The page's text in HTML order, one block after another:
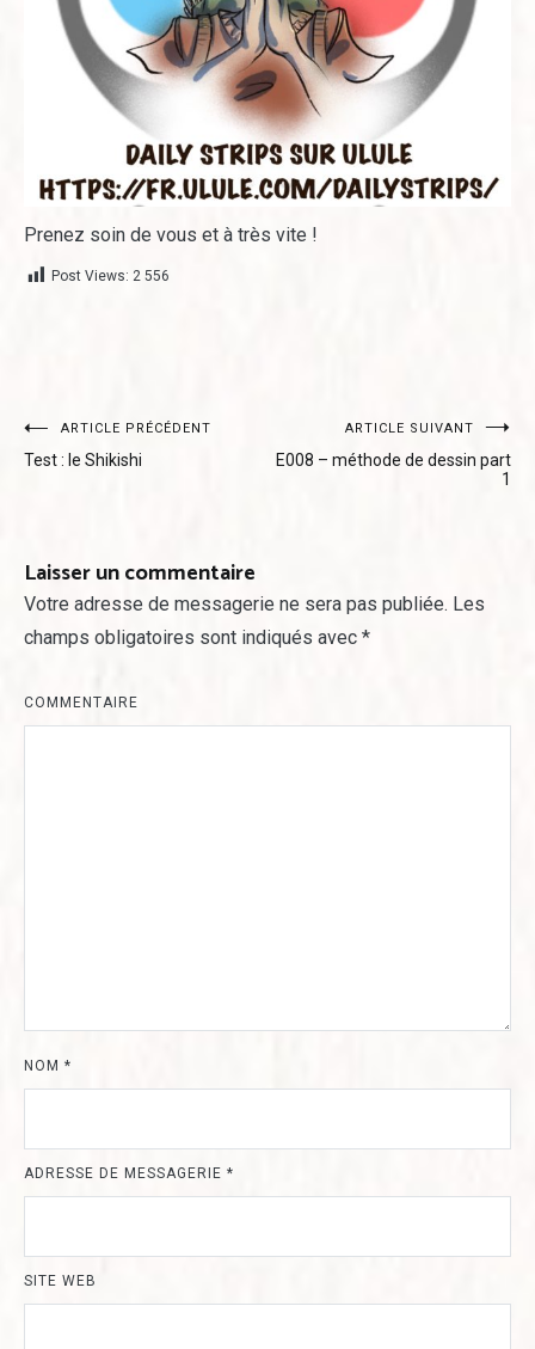
Prenez soin de vous et à très vite !
Post Views: 2 556
Navigation
de
ARTICLE PRÉCÉDENT
Test : le Shikishi
ARTICLE SUIVANT
E008 – méthode de dessin part
1
Laisser un commentaire
Votre adresse de messagerie ne sera pas publiée. Les
champs obligatoires sont indiqués avec *
COMMENTAIRE
NOM *
ADRESSE DE MESSAGERIE *
SITE WEB